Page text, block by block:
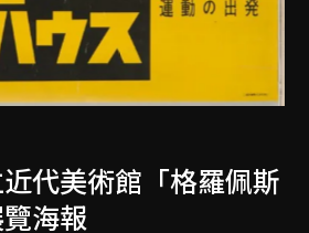
代美術館「格羅佩斯
海報